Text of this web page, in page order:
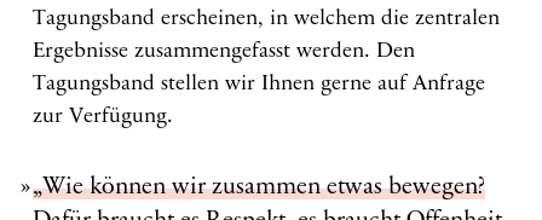
Tagungsband erscheinen, in welchem die zentralen
Ergebnisse zusammengefasst werden. Den
Tagungsband stellen wir Ihnen gerne auf Anfrage
zur Verfügung.
„Wie können wir zusammen etwas bewegen?